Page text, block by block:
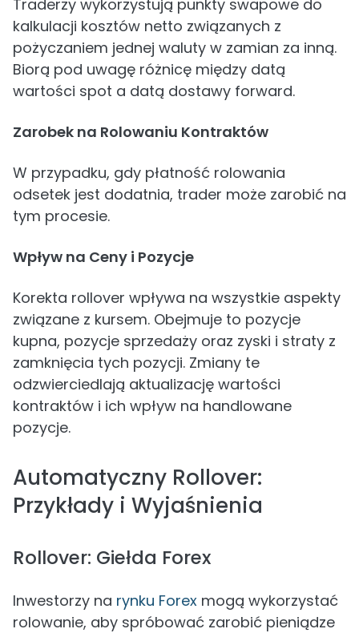
Traderzy wykorzystują punkty swapowe do
kalkulacji kosztów netto związanych z
pożyczaniem jednej waluty w zamian za inną.
Biorą pod uwagę różnicę między datą
wartości spot a datą dostawy forward.
Zarobek na Rolowaniu Kontraktów
W przypadku, gdy płatność rolowania
odsetek jest dodatnia, trader może zarobić na
tym procesie.
Wpływ na Ceny i Pozycje
Korekta rollover wpływa na wszystkie aspekty
związane z kursem. Obejmuje to pozycje
kupna, pozycje sprzedaży oraz zyski i straty z
zamknięcia tych pozycji. Zmiany te
odzwierciedlają aktualizację wartości
kontraktów i ich wpływ na handlowane
pozycje.
Automatyczny Rollover:
Przykłady i Wyjaśnienia
Rollover: Giełda Forex
Inwestorzy na rynku Forex mogą wykorzystać
rolowanie, aby spróbować zarobić pieniądze